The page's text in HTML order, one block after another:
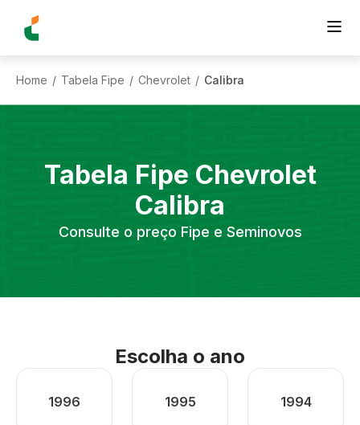
Home / Tabela Fipe / Chevrolet / Calibra
Tabela Fipe Chevrolet
Calibra
Consulte o preço Fipe e Seminovos
Escolha o ano
1996 1995 1994